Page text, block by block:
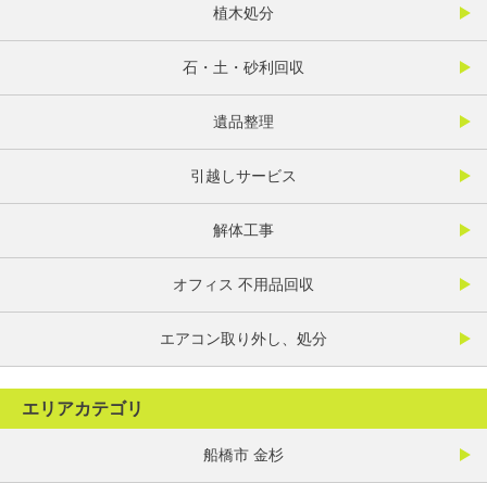
植木処分
石・土・砂利回収
遺品整理
引越しサービス
解体工事
オフィス 不用品回収
エアコン取り外し、処分
エリアカテゴリ
船橋市 金杉